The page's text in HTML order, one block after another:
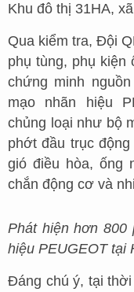
Khu đô thị 31HA,
Qua kiểm tra, Đội
phụ tùng, phụ
chứng minh
mạo nhãn hiệu
chủng loại như bộ
phớt đầu trục
gió điều hòa, ống
chắn động cơ và
Phát hiện hơn 800
hiệu PEUGEOT tại
Đáng chú ý, tại